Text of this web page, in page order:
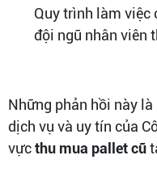
Quy trình làm việc
đội ngũ nhân viên
Những phản hồi này
dịch vụ và uy tín của
vựcthu mua pallet cũ